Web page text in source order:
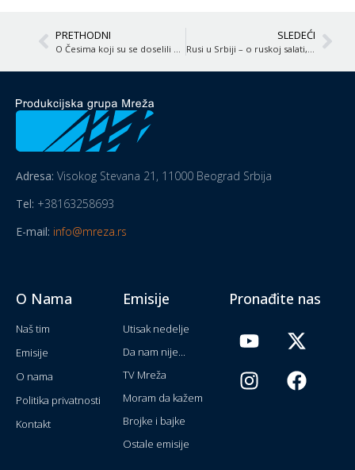
PRETHODNI SLEDEĆI
Adresa: Visokog Stevana 21, 11000 Beograd Srbija
Tel: +38163258693
E-mail: info@mreza.rs
O Nama
Naš tim
Emisije
O nama
Politika privatnosti
Kontakt
Emisije
Utisak nedelje
Da nam nije...
TV Mreža
Moram da kažem
Brojke i bajke
Ostale emisije
Pronađite nas